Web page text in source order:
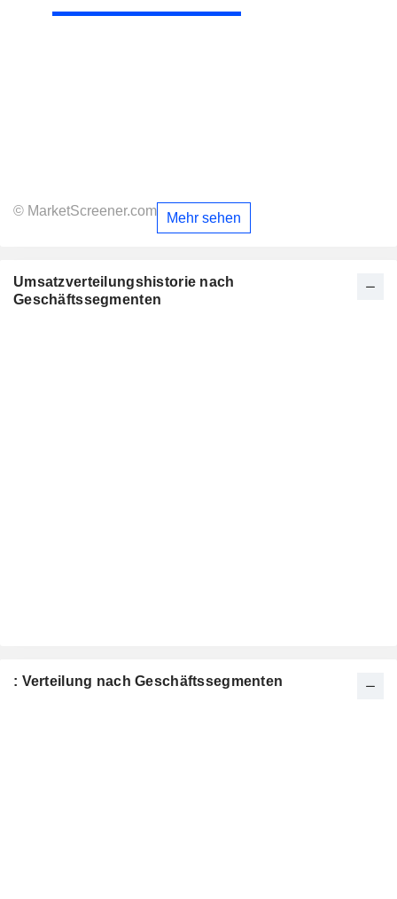
© MarketScreener.com Mehr sehen
Umsatzverteilungshistorie nach
Geschäftssegmenten
: Verteilung nach Geschäftssegmenten